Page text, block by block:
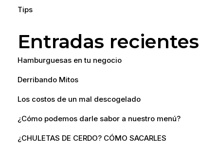
Tips
Entradas recientes
Hamburguesas en tu negocio
Derribando Mitos
Los costos de un mal descogelado
¿Cómo podemos darle sabor a nuestro menú?
¿CHULETAS DE CERDO? CÓMO SACARLES